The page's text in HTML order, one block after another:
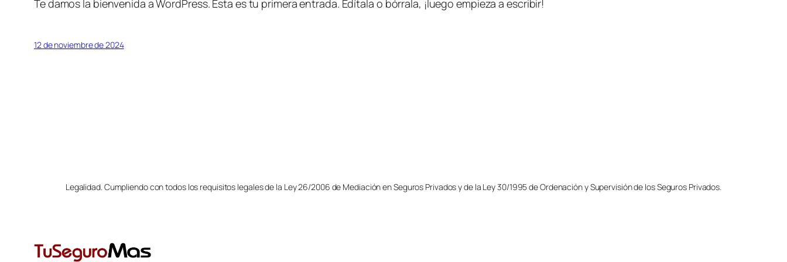
Te damos la bienvenida a WordPress. Esta es tu primera entrada. Edítala o bórrala, ¡luego empieza a escribir!
12 de noviembre de 2024
Legalidad. Cumpliendo con todos los requisitos legales de la Ley 26/2006 de Mediación en Seguros Privados y de la Ley 30/1995 de Ordenación y Supervisión de los Seguros Privados.